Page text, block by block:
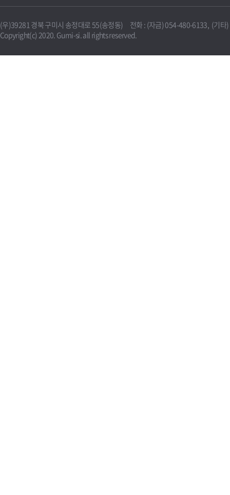
(우)39281 경북 구미시 송정대로 55(송정동) 전화 : (자금) 054-480-6133, (기타
Copyright(c) 2020. Gumi-si. all rights reserved.